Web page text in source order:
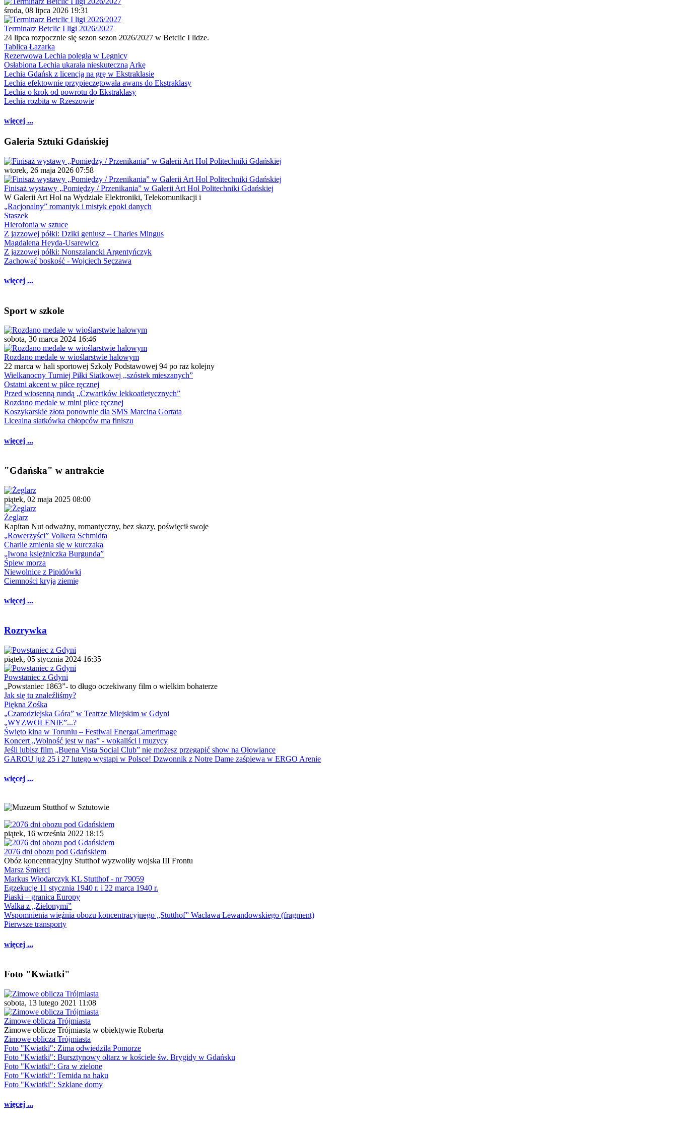
środa, 08 lipca 2026 19:31
Terminarz Betclic I ligi 2026/2027
24 lipca rozpocznie się sezon sezon 2026/2027 w Betclic I lidze.
Tablica Łazarka
Rezerwowa Lechia poległa w Legnicy
Osłabiona Lechia ukarała nieskuteczną Arkę
Lechia Gdańsk z licencją na grę w Ekstraklasie
Lechia efektownie przypieczętowała awans do Ekstraklasy
Lechia o krok od powrotu do Ekstraklasy
Lechia rozbita w Rzeszowie
więcej ...
Galeria Sztuki Gdańskiej
wtorek, 26 maja 2026 07:58
Finisaż wystawy „Pomiędzy / Przenikania” w Galerii Art Hol Politechniki Gdańskiej
W Galerii Art Hol na Wydziale Elektroniki, Telekomunikacji i
„Racjonalny” romantyk i mistyk epoki danych
Staszek
Hierofonia w sztuce
Z jazzowej półki: Dziki geniusz – Charles Mingus
Magdalena Heyda-Usarewicz
Z jazzowej półki: Nonszalancki Argentyńczyk
Zachować boskość - Wojciech Sęczawa
więcej ...
Sport w szkole
sobota, 30 marca 2024 16:46
Rozdano medale w wioślarstwie halowym
22 marca w hali sportowej Szkoły Podstawowej 94 po raz kolejny
Wielkanocny Turniej Piłki Siatkowej ,,szóstek mieszanych”
Ostatni akcent w piłce ręcznej
Przed wiosenną rundą „Czwartków lekkoatletycznych”
Rozdano medale w mini piłce ręcznej
Koszykarskie złota ponownie dla SMS Marcina Gortata
Licealna siatkówka chłopców ma finiszu
więcej ...
"Gdańska" w antrakcie
piątek, 02 maja 2025 08:00
Żeglarz
Kapitan Nut odważny, romantyczny, bez skazy, poświęcił swoje
„Rowerzyści” Volkera Schmidta
Charlie zmienia się w kurczaka
„Iwona księżniczka Burgunda”
Śpiew morza
Niewolnice z Pipidówki
Ciemności kryją ziemię
więcej ...
Rozrywka
piątek, 05 stycznia 2024 16:35
Powstaniec z Gdyni
„Powstaniec 1863”- to długo oczekiwany film o wielkim bohaterze
Jak się tu znaleźliśmy?
Piękna Zośka
„Czarodziejska Góra” w Teatrze Miejskim w Gdyni
„WYZWOLENIE”...?
Święto kina w Toruniu – Festiwal EnergaCamerimage
Koncert „Wolność jest w nas” - wokaliści i muzycy
Jeśli lubisz film „Buena Vista Social Club” nie możesz przegapić show na Ołowiance
GAROU już 25 i 27 lutego wystąpi w Polsce! Dzwonnik z Notre Dame zaśpiewa w ERGO Arenie
więcej ...
piątek, 16 września 2022 18:15
2076 dni obozu pod Gdańskiem
Obóz koncentracyjny Stutthof wyzwoliły wojska III Frontu
Marsz Śmierci
Markus Włodarczyk KL Stutthof - nr 79059
Egzekucje 11 stycznia 1940 r. i 22 marca 1940 r.
Piaski – granica Europy
Walka z „Zielonymi”
Wspomnienia więźnia obozu koncentracyjnego „Stutthof” Wacława Lewandowskiego (fragment)
Pierwsze transporty
więcej ...
Foto "Kwiatki"
sobota, 13 lutego 2021 11:08
Zimowe oblicza Trójmiasta
Zimowe oblicze Trójmiasta w obiektywie Roberta
Zimowe oblicza Trójmiasta
Foto "Kwiatki": Zima odwiedziła Pomorze
Foto "Kwiatki": Bursztynowy ołtarz w kościele św. Brygidy w Gdańsku
Foto "Kwiatki": Gra w zielone
Foto "Kwiatki": Temida na haku
Foto "Kwiatki": Szklane domy
więcej ...